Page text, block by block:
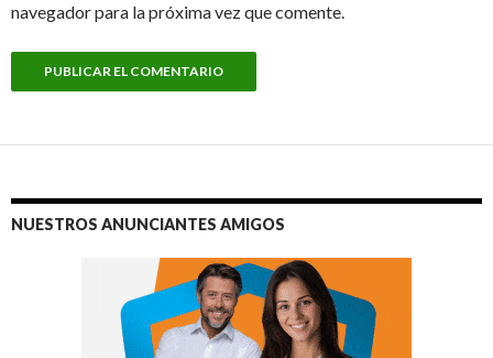
navegador para la próxima vez que comente.
NUESTROS ANUNCIANTES AMIGOS